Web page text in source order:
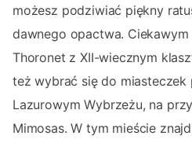
możesz podziwiać piękny
dawnego opactwa.
Thoronet z XII-wiecznym
też wybrać się do miasteczek
Lazurowym Wybrzeżu, na
Mimosas. W tym mieście